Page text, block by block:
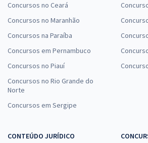
Concursos no Ceará
Concursos no Maranhão
Concursos na Paraíba
Concursos em Pernambuco
Concursos no Piauí
Concursos no Rio Grande do
Norte
Concursos em Sergipe
CONTEÚDO JURÍDICO